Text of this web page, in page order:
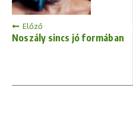
Előző
Noszály sincs jó formában